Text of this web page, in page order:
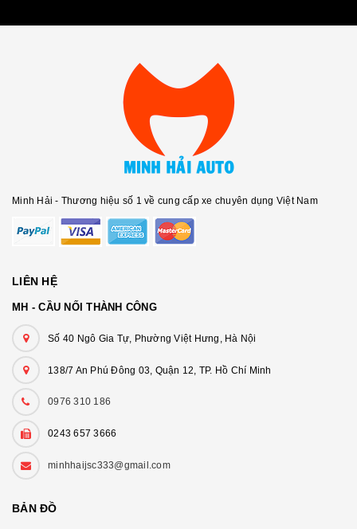
Minh Hải - Thương hiệu số 1 về cung cấp xe chuyên dụng Việt Nam
LIÊN HỆ
MH - CẦU NỐI THÀNH CÔNG
Số 40 Ngô Gia Tự, Phường Việt Hưng, Hà Nội
138/7 An Phú Đông 03, Quận 12, TP. Hồ Chí Minh
0976 310 186
0243 657 3666
minhhaijsc333@gmail.com
BẢN ĐỒ